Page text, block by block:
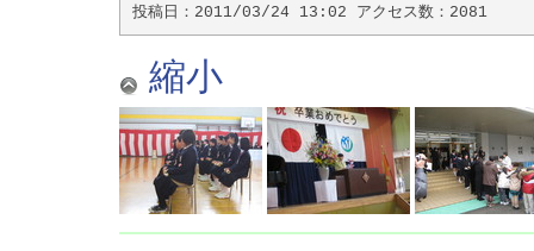
投稿日：2011/03/24 13:02 アクセス数：2081
縮小